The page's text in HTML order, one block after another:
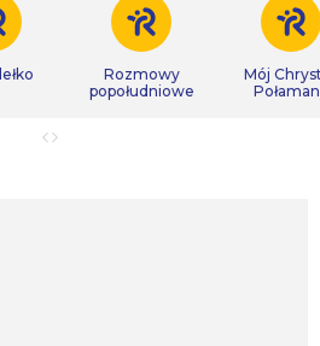
Rozmowy
popołudniowe
Mój